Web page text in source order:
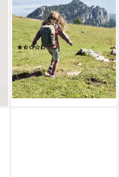
JACK WOLFSKIN
Freizeitrucksack Jack
Wolfskin Kinderrucksack Kids
Moab Jam dark sea (1-tlg)
(2)
39,99 € UVP84,95 €
-53%
lieferbar - in 5-6 Werktagen bei dir